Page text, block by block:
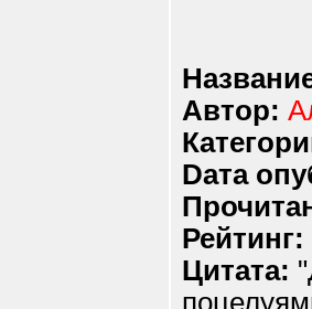
Автор:
Dата
Рейтинг:
Цитата: